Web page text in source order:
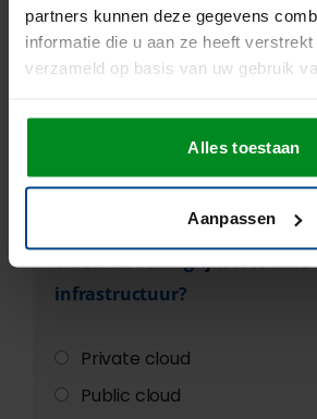
partners kunnen deze gegevens
informatie die u aan ze heeft
verzameld op basis van uw gebruik
Alles toestaan
Aanpassen
werken in de
8
Wat is de belangrijkste locatie
infrastructuur?
Private cloud
Public cloud